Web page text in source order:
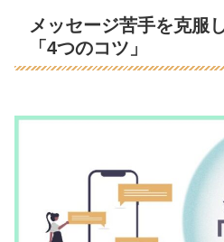
メッセージ苦手を克服
「4つのコツ」